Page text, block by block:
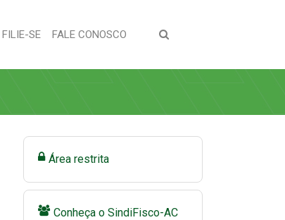
FILIE-SE(CURRENT)
FALE CONOSCO (CURRENT)
Área restrita
Conheça o SindiFisco-AC